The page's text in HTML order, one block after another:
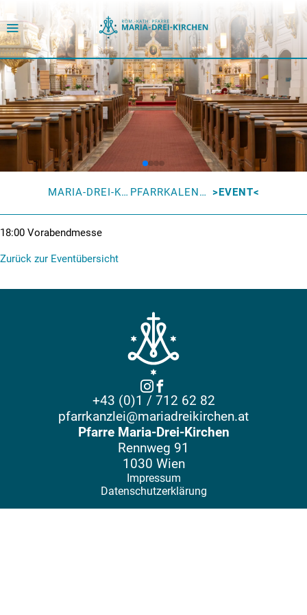
MARIA-DREI-KIRCHEN PFARRKALENDER EVENT
18:00 Vorabendmesse
Zurück zur Eventübersicht
+43 (0)1 / 712 62 82
pfarrkanzlei@mariadreikirchen.at
Pfarre Maria-Drei-Kirchen
Rennweg 91
1030 Wien
Impressum
Datenschutzerklärung